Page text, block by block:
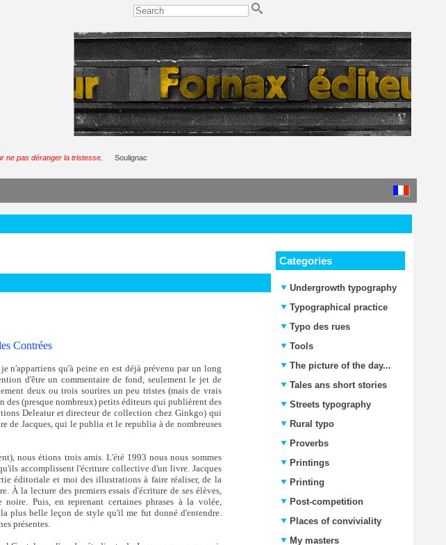
ne pas déranger la tristesse. Soulignac
Contrées
n'appartiens qu'à peine en est déjà prévenu par un long
d'être un commentaire de fond, seulement le jet de
deux ou trois sourires un peu tristes (mais de vrais
des (presque nombreux) petits éditeurs qui publièrent des
Deleatur et directeur de collection chez Ginkgo) qui
de Jacques, qui le publia et le republia à de nombreuses
nous étions trois amis. L'été 1993 nous nous sommes
accomplissent l'écriture collective d'un livre. Jacques
éditoriale et moi des illustrations à faire réaliser, de la
la lecture des premiers essais d'écriture de ses élèves,
Puis, en reprenant certaines phrases à la volée,
plus belle leçon de style qu'il me fut donné d'entendre.
présentes.
Categories
Undergrowth typography
Typographical practice
Typo des rues
Tools
The picture of the day...
Tales ans short stories
Streets typography
Rural typo
Proverbs
Printings
Printing
Post-competition
Places of conviviality
My masters